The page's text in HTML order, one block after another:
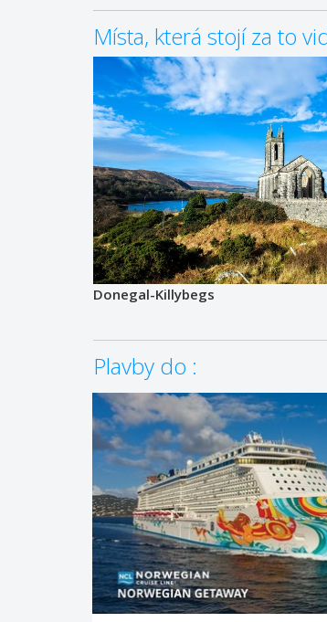
Místa, která stojí za to
Donegal-Killybegs
Plavby do :
28.04.2028 –
2